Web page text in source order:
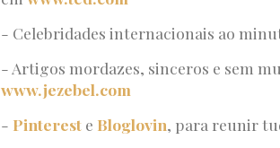
- Celebridades internacionais ao
- Artigos mordazes, sinceros e sem
www.jezebel.com
- Pinterest e Bloglovin, para reunir